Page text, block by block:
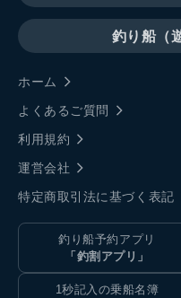
釣り船（
ホーム
よくあるご質問
利用規約
運営会社
特定商取引法に基づく表記
釣り船予約アプリ
「釣割アプリ」
1秒記入の乗船名簿